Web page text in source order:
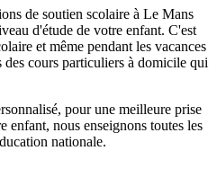
de soutien scolaire à Le Mans
d'étude de votre enfant. C'est
et même pendant les vacances
des cours particuliers à domicile qui
pour une meilleure prise
enfant, nous enseignons toutes les
nationale.